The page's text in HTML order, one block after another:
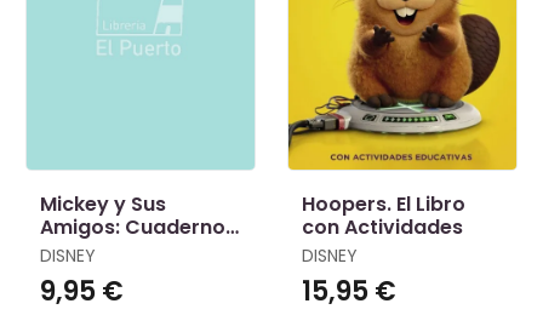
Mickey y Sus
Amigos: Cuaderno
de Vacacciones
DISNEY
9,95 €
Hoopers. El Libro
con Actividades
DISNEY
15,95 €